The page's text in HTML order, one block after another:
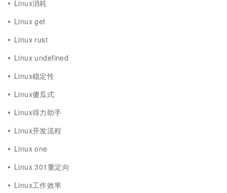
Linux消耗
Linux get
Linux rust
Linux undefined
Linux稳定性
Linux傻瓜式
Linux得力助手
Linux开发流程
Linux one
Linux 301重定向
Linux工作效率